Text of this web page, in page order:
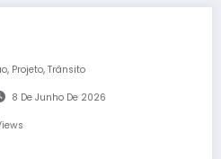
, Projeto, Trânsito
8 De Junho De 2026